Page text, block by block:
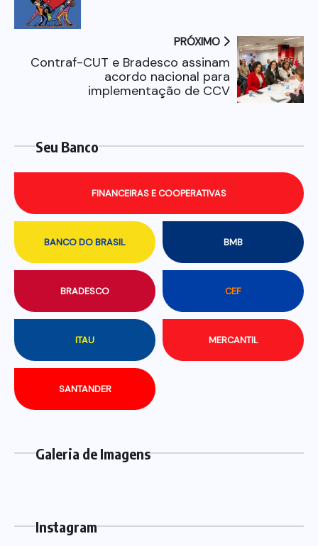
PRÓXIMO
Contraf-CUT e Bradesco assinam
acordo nacional para
implementação de CCV
Seu Banco
BANCO DO BRASIL BMB
BRADESCO CEF
FINANCEIRAS E COOPERATIVAS
ITAU MERCANTIL
SANTANDER
Galeria de Imagens
Instagram